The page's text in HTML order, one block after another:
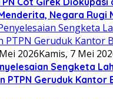
Negara Rugi
2026Kamis, 7 Mei
Sengketa
PTPN Geruduk Kantor